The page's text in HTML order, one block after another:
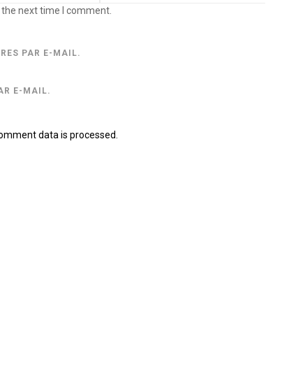
next time I comment.
PAR E-MAIL.
E-MAIL.
data is processed.